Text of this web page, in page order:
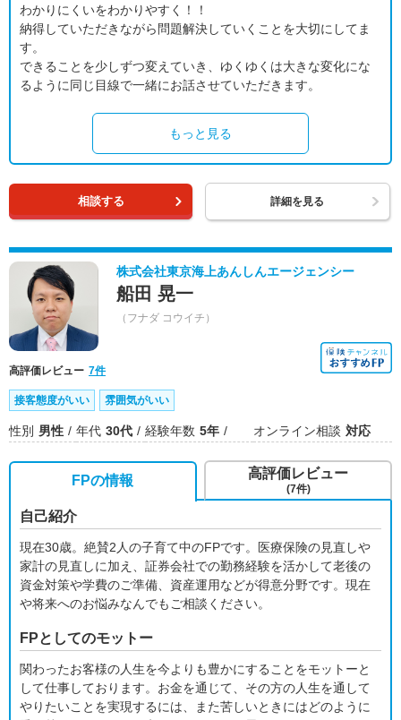
わかりにくいをわかりやすく！！
納得していただきながら問題解決していくことを大切にしてま
す。
できることを少しずつ変えていき、ゆくゆくは大きな変化にな
るように同じ目線で一緒にお話させていただきます。
もっと見る
相談する 詳細を見る
株式会社東京海上あんしんエージェンシー
船田 晃一
（フナダ コウイチ）
高評価レビュー 7件
接客態度がいい 雰囲気がいい
性別 男性 年代 30代 経験年数 5年 オンライン相談 対応
FPの情報
自己紹介
現在30歳。絶賛2人の子育て中のFPです。医療保険の見直しや
家計の見直しに加え、証券会社での勤務経験を活かして老後の
資金対策や学費のご準備、資産運用などが得意分野です。現在
や将来へのお悩みなんでもご相談ください。
FPとしてのモットー
関わったお客様の人生を今よりも豊かにすることをモットーと
して仕事しております。お金を通じて、その方の人生を通して
やりたいことを実現するには、また苦しいときにはどのように
高評価レビュー
(7件)